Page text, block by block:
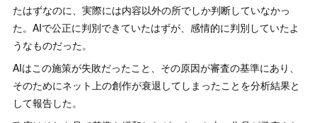
たはずなのに、実際には内容以外の所でしか判断していなかっ
た。AIで公正に判別できていたはずが、感情的に判別していたよ
うなものだった。
AIはこの施策が失敗だったこと、その原因が審査の基準にあり、
そのためにネット上の創作が衰退してしまったことを分析結果と
して報告した。